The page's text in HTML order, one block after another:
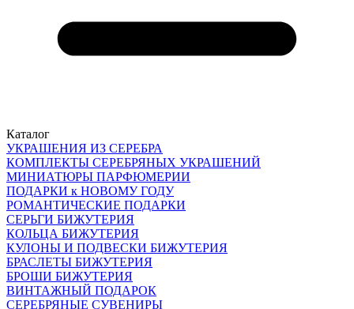
Каталог
УКРАШЕНИЯ ИЗ СЕРЕБРА
КОМПЛЕКТЫ СЕРЕБРЯНЫХ УКРАШЕНИЙ
МИНИАТЮРЫ ПАРФЮМЕРИИ
ПОДАРКИ к НОВОМУ ГОДУ
РОМАНТИЧЕСКИЕ ПОДАРКИ
СЕРЬГИ БИЖУТЕРИЯ
КОЛЬЦА БИЖУТЕРИЯ
КУЛОНЫ И ПОДВЕСКИ БИЖУТЕРИЯ
БРАСЛЕТЫ БИЖУТЕРИЯ
БРОШИ БИЖУТЕРИЯ
ВИНТАЖНЫЙ ПОДАРОК
СЕРЕБРЯНЫЕ СУВЕНИРЫ